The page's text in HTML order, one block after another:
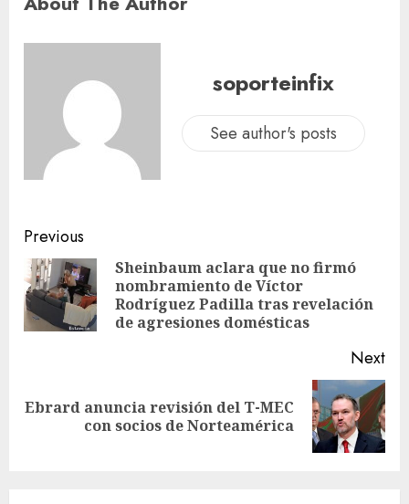
soporteinfix
See author's posts
Previous
Sheinbaum aclara que no firmó
nombramiento de Víctor
Rodríguez Padilla tras revelación
de agresiones domésticas
Next
Ebrard anuncia revisión del T-MEC
con socios de Norteamérica